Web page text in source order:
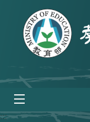
跳到主要內容區塊
:::